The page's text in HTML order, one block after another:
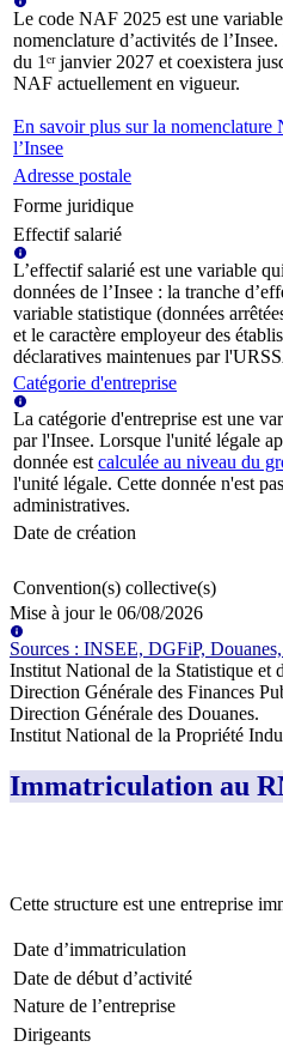
Le code NAF 2025 est une
nomenclature d’activités de
du 1ᵉʳ janvier 2027 et coexistera
NAF actuellement en vigueur.
En savoir plus sur la nomenclature
l’Insee
Adresse postale
Forme juridique
Effectif salarié
L’effectif salarié est une variable
données de l’Insee : la tranche
variable statistique (données
et le caractère employeur des
déclaratives maintenues par
Catégorie d'entreprise
La catégorie d'entreprise est une
par l'Insee. Lorsque l'unité légale
donnée est calculée au niveau du
l'unité légale. Cette donnée n'est
administratives.
Date de création
Convention(s) collective(s)
Mise à jour le 06/08/2026
Sources : INSEE, DGFiP,
Institut National de la Statistique et
Direction Générale des Finances
Direction Générale des Douanes.
Institut National de la Propriété
Immatriculation au
Cette structure est une entreprise
Date d’immatriculation
Date de début d’activité
Nature de l’entreprise
Dirigeants